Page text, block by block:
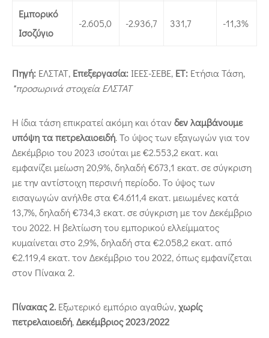
Εμπορικό
Ισοζύγιο
-2.605,0 -2.936,7 331,7 -11,3%
Πηγή: ΕΛΣΤΑΤ, Επεξεργασία: ΙΕΕΣ-ΣΕΒΕ, ΕΤ: Ετήσια Τάση,
*προσωρινά στοιχεία ΕΛΣΤΑΤ
Η ίδια τάση επικρατεί ακόμη και όταν δεν λαμβάνουμε
υπόψη τα πετρελαιοειδή. Το ύψος των εξαγωγών για τον
Δεκέμβριο του 2023 ισούται με €2.553,2 εκατ. και
εμφανίζει μείωση 20,9%, δηλαδή €673,1 εκατ. σε σύγκριση
με την αντίστοιχη περσινή περίοδο. Το ύψος των
εισαγωγών ανήλθε στα €4.611,4 εκατ. μειωμένες κατά
13,7%, δηλαδή €734,3 εκατ. σε σύγκριση με τον Δεκέμβριο
του 2022. Η βελτίωση του εμπορικού ελλείμματος
κυμαίνεται στο 2,9%, δηλαδή στα €2.058,2 εκατ. από
€2.119,4 εκατ. τον Δεκέμβριο του 2022, όπως εμφανίζεται
στον Πίνακα 2.
Πίνακας 2. Εξωτερικό εμπόριο αγαθών,χωρίς
πετρελαιοειδή,Δεκέμβριος 2023/2022